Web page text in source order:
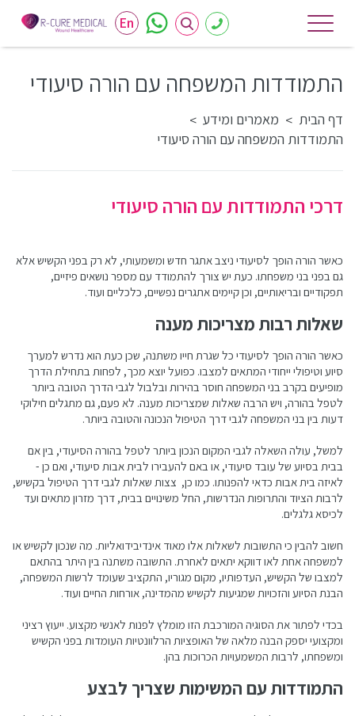
En
התמודדות המשפחה עם הורה סיעודי
דף הבית > מאמרים ומידע >
התמודדות המשפחה עם הורה סיעודי
דרכי התמודדות עם הורה סיעודי
כאשר הורה הופך לסיעודי ניצב אתגר חדש ומשמעותי, לא רק בפני הקשיש אלא
גם בפני בני משפחתו. כעת יש צורך להתמודד עם מספר נושאים פיזיים,
תפקודיים ובריאותיים, וכן קיימים אתגרים נפשיים, כלכליים ועוד.
שאלות רבות מצריכות מענה
כאשר הורה הופך לסיעודי כל שגרת חייו משתנה, שכן כעת הוא נדרש למערך
סיוע וטיפולי ייחודי המתאים למצבו. כפועל יוצא מכך, לפחות בתחילת הדרך
מופיעים בקרב בני המשפחה חוסר בהירות ובלבול לגבי הדרך הטובה ביותר
לטפל בהורה, ויש הרבה שאלות שמצריכות מענה. לא פעם, גם מתגלים חילוקי
דעות בין בני המשפחה לגבי דרך הטיפול הנכונה והטובה ביותר.
למשל, עולה השאלה לגבי המקום הנכון ביותר לטפל בהורה הסיעודי, בין אם
בבית בסיוע של עובד סיעודי, או באם להעבירו לבית אבות סיעודי, ואם כן -
לאיזה בית אבות כדאי להפנותו. כמו כן, צצות שאלות לגבי דרך הטיפול בקשיש,
לרבות הציוד והתרופות הנדרשות, החל משינויים בבית, דרך מזרון מתאים ועד
לכיסא גלגלים.
חשוב להבין כי התשובות לשאלות אלו מאוד אינדיבידואליות. מה שנכון לקשיש או
למשפחה אחת לאו דווקא יתאים לאחרת. התשובה משתנה בין היתר בהתאם
למצבו של הקשיש, העדפותיו, מקום מגוריו, התקציב שעומד לרשות המשפחה,
הבנת הסיוע והזכויות שמגיעות לקשיש מהמדינה, אורחות החיים ועוד.
בכדי לפתור את הסוגיה המורכבת הזו מומלץ לפנות לאנשי מקצוע. ייעוץ רציני
ומקצועי יספק הבנה מלאה של האופציות הרלוונטיות העומדות בפני הקשיש
ומשפחתו, לרבות המשמעויות הכרוכות בהן.
התמודדות עם המשימות שצריך לבצע